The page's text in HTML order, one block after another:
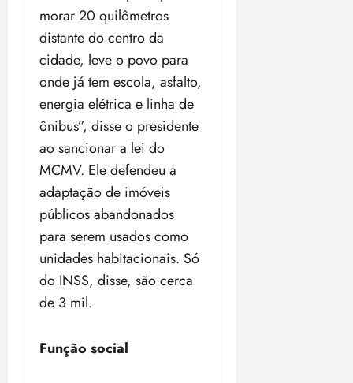
morar 20 quilômetros
distante do centro da
cidade, leve o povo para
onde já tem escola, asfalto,
energia elétrica e linha de
ônibus”, disse o presidente
ao sancionar a lei do
MCMV. Ele defendeu a
adaptação de imóveis
públicos abandonados
para serem usados como
unidades habitacionais. Só
do INSS, disse, são cerca
de 3 mil.
Função social